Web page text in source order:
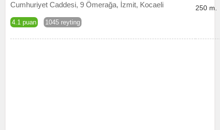
Cumhuriyet Caddesi, 9 Ömerağa, İzmit, Kocaeli
4.1 puan 1045 reyting
250 m.